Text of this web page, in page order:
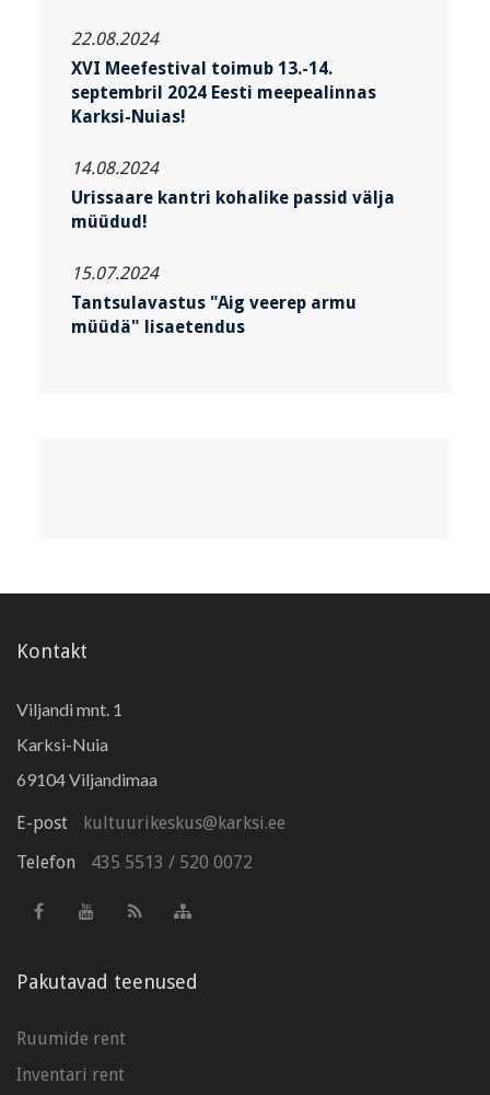
22.08.2024
XVI Meefestival toimub 13.-14.
septembril 2024 Eesti meepealinnas
Karksi-Nuias!
14.08.2024
Urissaare kantri kohalike passid välja
müüdud!
15.07.2024
Tantsulavastus "Aig veerep armu
müüdä" lisaetendus
Kontakt
Viljandi mnt. 1
Karksi-Nuia
69104 Viljandimaa
E-post
kultuurikeskus@karksi.ee
Telefon
435 5513 / 520 0072
Pakutavad teenused
Ruumide rent
Inventari rent